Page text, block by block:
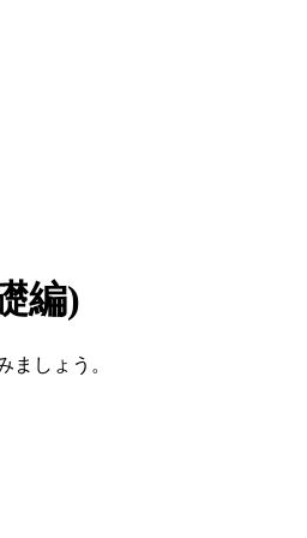
編)
ましょう。